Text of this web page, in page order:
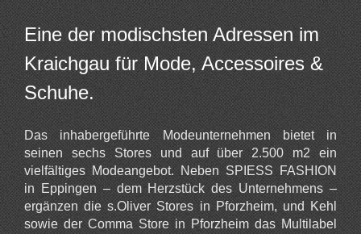
Eine der modischsten Adressen im
Kraichgau für Mode, Accessoires &
Schuhe.
Das inhabergeführte Modeunternehmen bietet in
seinen sechs Stores und auf über 2.500 m2 ein
vielfältiges Modeangebot. Neben SPIESS FASHION
in Eppingen – dem Herzstück des Unternehmens –
ergänzen die s.Oliver Stores in Pforzheim, und Kehl
sowie der Comma Store in Pforzheim das Multilabel